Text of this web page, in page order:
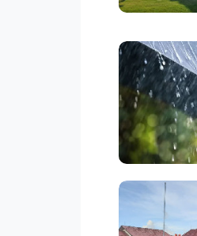
daerah
angin